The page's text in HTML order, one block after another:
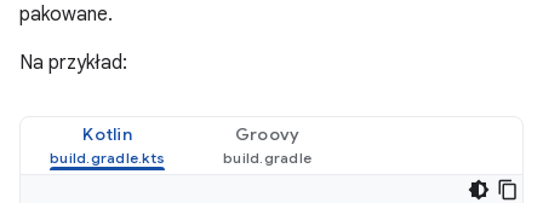
pakowane.
Na przykład:
Kotlin Groovy